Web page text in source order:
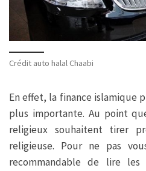
Crédit auto halal Chaabi
En effet, la finance islamique
plus importante. Au point
religieux souhaitent tirer
religieuse. Pour ne pas
recommandable de lire